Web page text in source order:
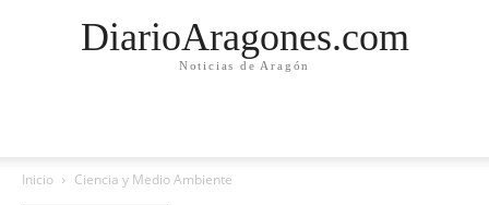
DiarioAragones.com
Noticias de Aragón
Inicio Ciencia y Medio Ambiente